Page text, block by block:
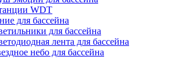
WDT
для бассейна
для бассейна
лента для бассейна
небо для бассейна